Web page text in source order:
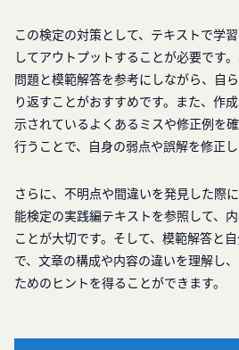
この検定の対策として、テキストで学
してアウトプットすることが必要です
問題と模範解答を参考にしながら、自
り返すことがおすすめです。また、作
示されているよくあるミスや修正例を
行うことで、自身の弱点や誤解を修正し
さらに、不明点や間違いを発見した際
能検定の実践編テキストを参照して、
ことが大切です。そして、模範解答と
で、文章の構成や内容の違いを理解し
ためのヒントを得ることができます。